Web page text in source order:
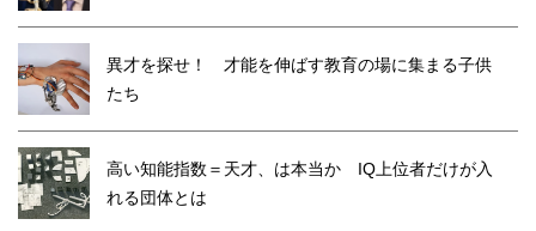
異才を探せ！ 才能を伸ばす教育の場に集まる子供
たち
高い知能指数＝天才、は本当か IQ上位者だけが入
れる団体とは